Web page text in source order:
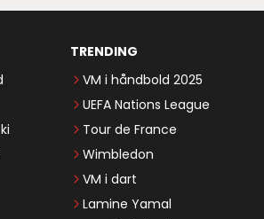
TRENDING
VM i håndbold 2025
UEFA Nations League
Tour de France
Wimbledon
VM i dart
Lamine Yamal